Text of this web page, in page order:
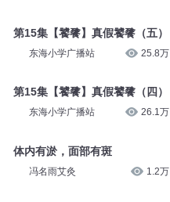
第15集【饕餮】真假饕餮（五）
东海小学广播站 25.8万
第15集【饕餮】真假饕餮（四）
东海小学广播站 26.1万
体内有淤，面部有斑
冯名雨艾灸 1.2万